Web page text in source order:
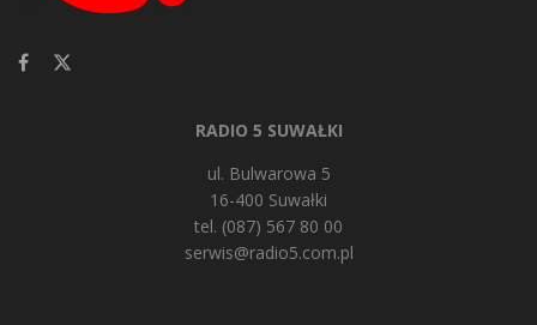
RADIO 5 SUWAŁKI
ul. Bulwarowa 5
16-400 Suwałki
tel. (087) 567 80 00
serwis@radio5.com.pl